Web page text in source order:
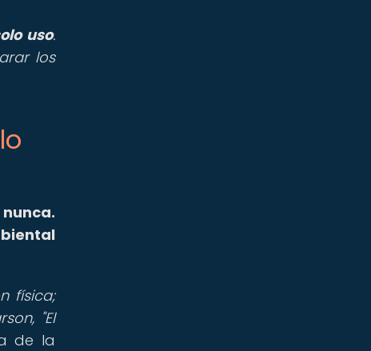
uso.
los
física;
"El
de la